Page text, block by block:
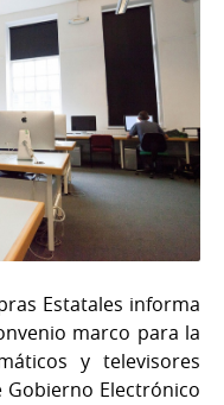
Estatales informa
marco para la
y televisores
Electrónico